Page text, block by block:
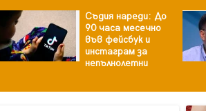
Съдия нареди: До
90 часа месечно
във фейсбук и
инстаграм за
непълнолетни